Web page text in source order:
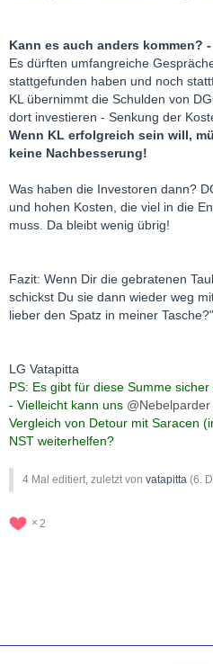
Kann es auch anders kommen?
Es dürften umfangreiche
stattgefunden haben und noch
KL übernimmt die Schulden von
dort investieren - Senkung der
Wenn KL erfolgreich sein will,
keine Nachbesserung!
Was haben die Investoren dann?
und hohen Kosten, die viel in die
muss. Da bleibt wenig übrig!
Fazit: Wenn Dir die gebratenen
schickst Du sie dann wieder weg
lieber den Spatz in meiner Tasche?"
LG Vatapitta
PS: Es gibt für diese Summe
- Vielleicht kann uns @Nebelparder
Vergleich von Detour mit Saracen
NST weiterhelfen?
4 Mal editiert, zuletzt von vatapitta (6.
2